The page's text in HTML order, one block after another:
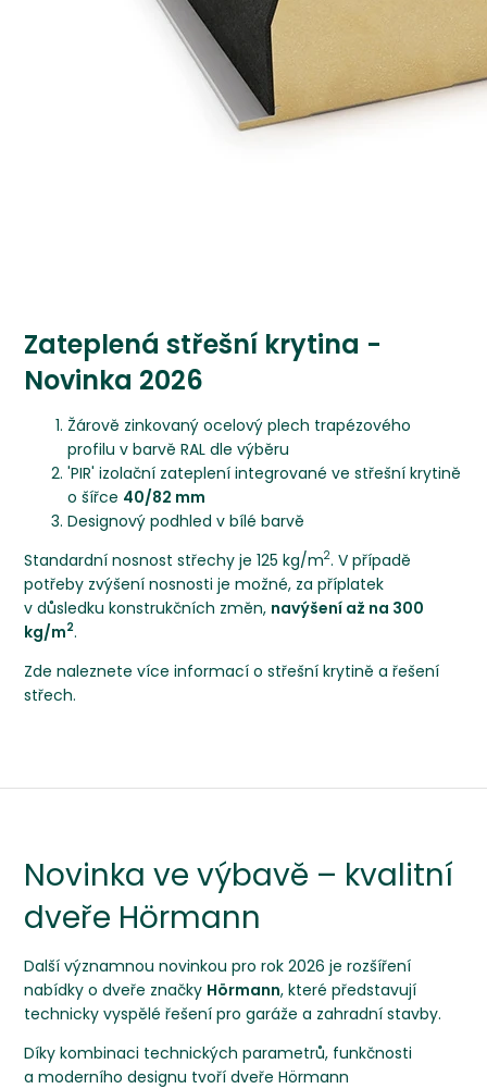
Zateplená střešní krytina -
Novinka 2026
Žárově zinkovaný ocelový plech trapézového
profilu v barvě RAL dle výběru
'PIR' izolační zateplení integrované ve střešní krytině
o šířce 40/82 mm
Designový podhled v bílé barvě
Standardní nosnost střechy je 125 kg/m2. V případě
potřeby zvýšení nosnosti je možné, za příplatek
v důsledku konstrukčních změn, navýšení až na 300
kg/m2.
Zde naleznetevíce informací o střešní krytině a řešení
střech.
Novinka ve výbavě – kvalitní
dveře Hörmann
Další významnou novinkou pro rok 2026 je rozšíření
nabídky o dveře značky Hörmann, které představují
technicky vyspělé řešení pro garáže a zahradní stavby.
Díky kombinaci technických parametrů, funkčnosti
a moderního designu tvoří dveře Hörmann